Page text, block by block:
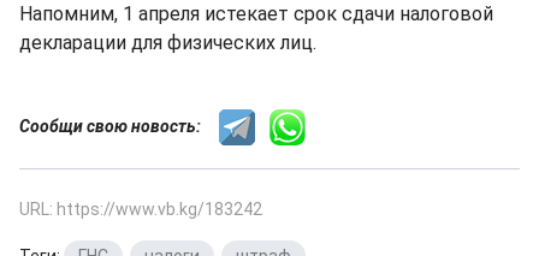
Напомним, 1 апреля истекает срок сдачи налоговой
декларации для физических лиц.
Сообщи свою новость:
URL: https://www.vb.kg/183242